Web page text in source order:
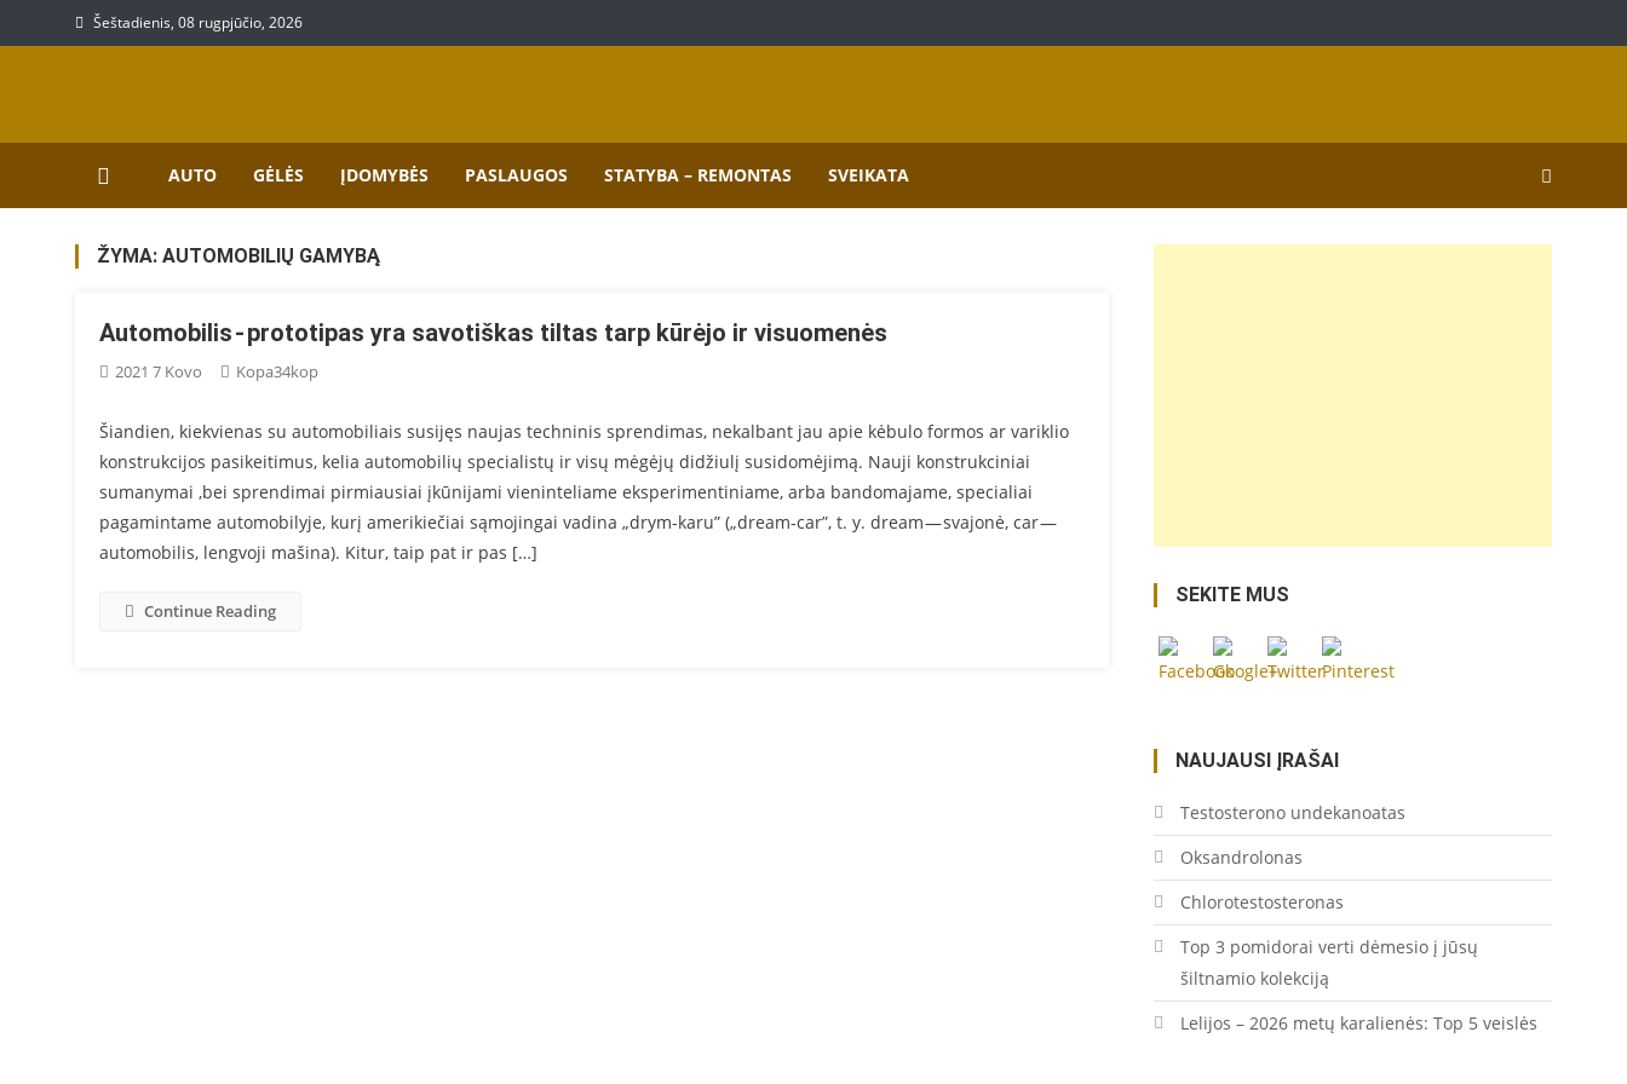
to
Šeštadienis, 08 rugpjūčio, 2026
AUTO GĖLĖS ĮDOMYBĖS PASLAUGOS STATYBA – REMONTAS SVEIKATA
ŽYMA: AUTOMOBILIŲ GAMYBĄ
Automobilis - prototipas yra savotiškas tiltas tarp kūrėjo ir visuomenės
2021 7 Kovo Kopa34kop
Šiandien, kiekvienas su automobiliais susijęs naujas techninis sprendimas, nekalbant jau apie kėbulo formos ar variklio
konstrukcijos pasikeitimus, kelia automobilių specialistų ir visų mėgėjų didžiulį susidomėjimą. Nauji konstrukciniai
sumanymai ,bei sprendimai pirmiausiai įkūnijami vieninteliame eksperimentiniame, arba bandomajame, specialiai
pagamintame automobilyje, kurį amerikiečiai sąmojingai vadina „drym-karu” („dream-car”, t. y. dream — svajonė, car —
automobilis, lengvoji mašina). Kitur, taip pat ir pas […]
Continue Reading
SEKITE MUS
gamyba/">
NAUJAUSI ĮRAŠAI
Testosterono undekanoatas
Oksandrolonas
Chlorotestosteronas
Top 3 pomidorai verti dėmesio į jūsų
šiltnamio kolekciją
Lelijos – 2026 metų karalienės: Top 5 veislės